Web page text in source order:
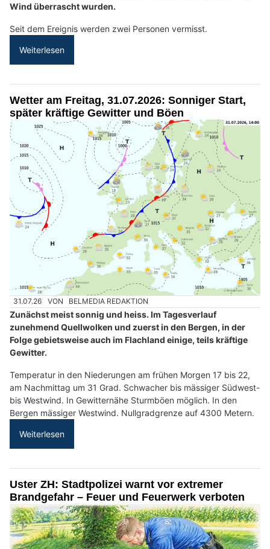
Wind überrascht wurden.
Seit dem Ereignis werden zwei Personen vermisst.
Weiterlesen
Wetter am Freitag, 31.07.2026: Sonniger Start,
später kräftige Gewitter und Böen
31.07.26 VON BELMEDIA REDAKTION
Zunächst meist sonnig und heiss. Im Tagesverlauf
zunehmend Quellwolken und zuerst in den Bergen, in der
Folge gebietsweise auch im Flachland einige, teils kräftige
Gewitter.
Temperatur in den Niederungen am frühen Morgen 17 bis 22,
am Nachmittag um 31 Grad. Schwacher bis mässiger Südwest-
bis Westwind. In Gewitternähe Sturmböen möglich. In den
Bergen mässiger Westwind. Nullgradgrenze auf 4300 Metern.
Weiterlesen
Uster ZH: Stadtpolizei warnt vor extremer
Brandgefahr – Feuer und Feuerwerk verboten